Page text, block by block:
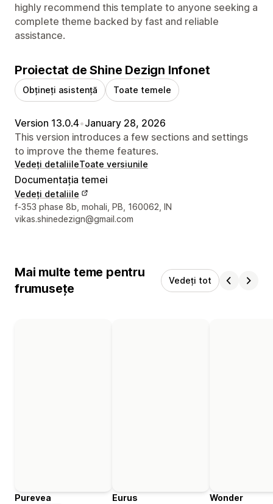
highly recommend this template to anyone seeking a
complete theme backed by fast and reliable
assistance.
Proiectat de Shine Dezign Infonet
Obțineți asistență Toate temele
Version 13.0.4•January 28, 2026
This version introduces a few sections and settings
to improve the theme features.
Vedeți detaliileToate versiunile
Documentația temei
Vedeți detaliile
Detaliile de contact ale designerului
f-353 phase 8b, mohali, PB, 160062, IN
vikas.shinedezign@gmail.com
Mai multe teme pentru
frumusețe
Vedeți tot
Purevea
Eurus
Wonder